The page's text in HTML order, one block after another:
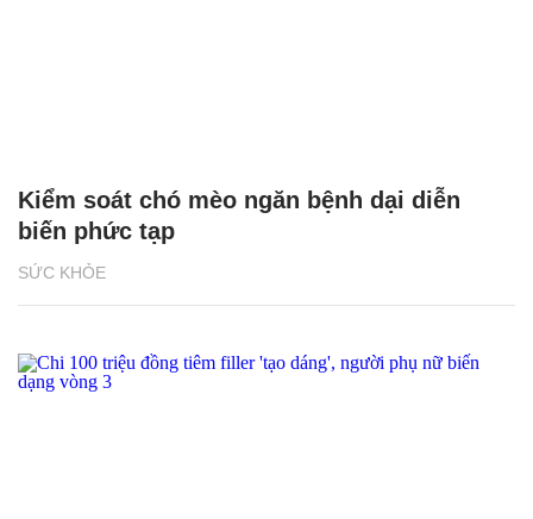
SỨC KHỎE
Kiểm soát chó mèo ngăn bệnh dại diễn
biến phức tạp